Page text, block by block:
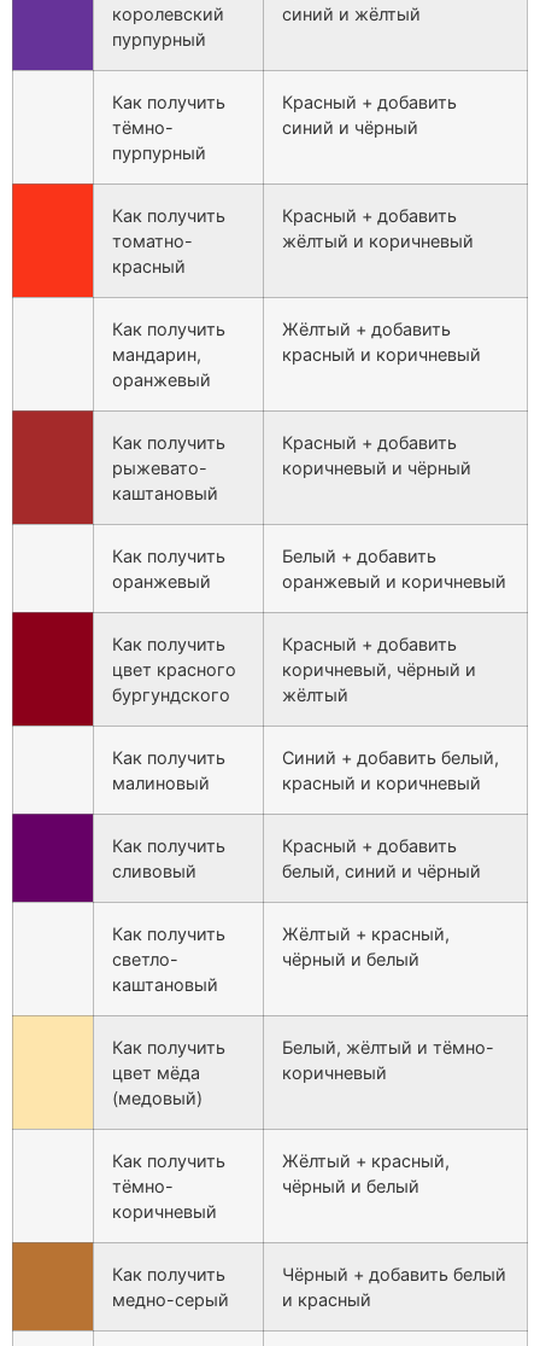
королевский
пурпурный
синий и жёлтый
Как получить
тёмно-
пурпурный
Красный + добавить
синий и чёрный
Как получить
томатно-
красный
Красный + добавить
жёлтый и коричневый
Как получить
мандарин,
оранжевый
Жёлтый + добавить
красный и коричневый
Как получить
рыжевато-
каштановый
Красный + добавить
коричневый и чёрный
Как получить
оранжевый
Белый + добавить
оранжевый и коричневый
Как получить
цвет красного
бургундского
Красный + добавить
коричневый, чёрный и
жёлтый
Как получить
малиновый
Синий + добавить белый,
красный и коричневый
Как получить
сливовый
Красный + добавить
белый, синий и чёрный
Как получить
светло-
каштановый
Жёлтый + красный,
чёрный и белый
Как получить
цвет мёда
(медовый)
Белый, жёлтый и тёмно-
коричневый
Как получить
тёмно-
коричневый
Жёлтый + красный,
чёрный и белый
Как получить
медно-серый
Чёрный + добавить белый
и красный